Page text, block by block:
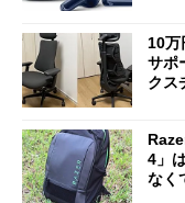
10
サポ
クス
4」
なく